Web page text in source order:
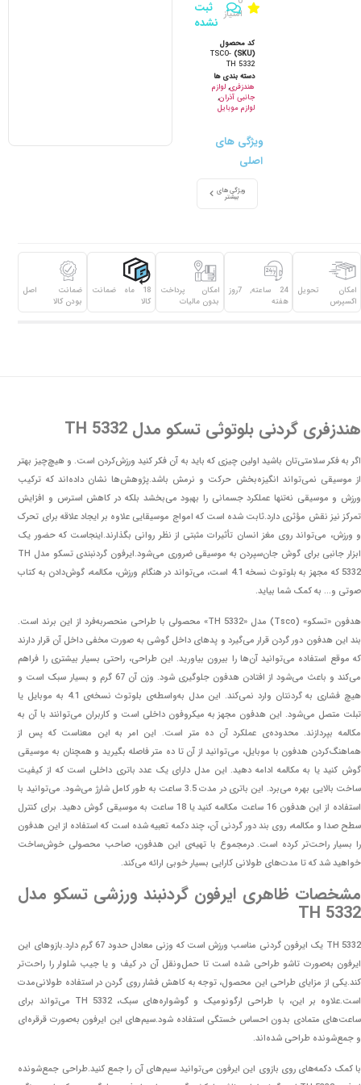
امتیاز
ثبت
نشده
کد محصول
(SKU)
TSCO-
TH 5332
دسته بندی ها
هندزفری, لوازم
جانبی آذران,
لوازم موبایل
ویژگی های
اصلی
ویژگی های
بیشتر
امکان تحویل
اکسپرس
24 ساعته, 7روز
هفته
امکان پرداخت
بدون مالیات
18 ماه ضمانت
کالا
ضمانت اصل
بودن کالا
هندزفری گردنی بلوتوثی تسکو مدل TH 5332
اگر به فکر سلامتی‌تان باشید اولین چیزی که باید به آن فکر کنید ورزش‌کردن است. و هیچ‌چیز بهتر
از موسیقی نمی‌تواند انگیزه‌بخش حرکت و نرمش باشد.پژوهش‌ها نشان داده‌اند که ترکیب
ورزش و موسیقی نه‌تنها عملکرد جسمانی را بهبود می‌بخشد بلکه در کاهش استرس و افزایش
تمرکز نیز نقش مؤثری دارد.ثابت شده است که امواج موسیقایی علاوه بر ایجاد علاقه برای تحرک
و ورزش، می‌تواند روی مغز انسان تأثیرات مثبتی از نظر روانی بگذارند.اینجاست که حضور یک
ابزار جانبی برای گوش جان‌سپردن به موسیقی ضروری می‌شود.ایرفون گردنبندی تسکو مدل TH
5332 که مجهز به بلوتوث نسخه 4.1 است، می‌تواند در هنگام ورزش، مکالمه، گوش‌دادن به کتاب
صوتی و… به کمک شما بیاید.
هدفون «تسکو» (Tsco) مدل «TH 5332» محصولی با طراحی منحصربه‌فرد از این برند است.
بند این هدفون دور گردن قرار می‌گیرد و پدهای داخل گوشی به صورت مخفی داخل آن قرار دارند
که موقع استفاده می‌توانید آن‌ها را بیرون بیاورید. این طراحی، راحتی بسیار بیشتری را فراهم
می‌کند و باعث می‌شود از افتادن هدفون جلوگیری شود. وزن آن 67 گرم و بسیار سبک است و
هیچ فشاری به گردنتان وارد نمی‌کند. این مدل به‌واسطه‌ی بلوتوث نسخه‌ی 4.1 به موبایل یا
تبلت متصل می‌شود. این هدفون مجهز به میکروفون داخلی است و کاربران می‌توانند با آن به
مکالمه بپردازند. محدوده‌ی عملکرد آن ده متر است. این امر به این معناست که پس از
هماهنگ‌کردن هدفون با موبایل، می‌توانید از آن تا ده متر فاصله بگیرید و همچنان به موسیقی
گوش کنید یا به مکالمه ادامه دهید. این مدل دارای یک عدد باتری داخلی است که از کیفیت
ساخت بالایی بهره می‌برد. این باتری در مدت 3.5 ساعت به طور کامل شارژ می‌شود. می‌توانید با
استفاده از این هدفون 16 ساعت مکالمه کنید یا 18 ساعت به موسیقی گوش دهید. برای کنترل
سطح صدا و مکالمه، روی بند دور گردنی آن، چند دکمه تعبیه شده است که استفاده از این هدفون
را بسیار راحت‌‎تر کرده است. درمجموع با تهیه‌ی این هدفون، صاحب محصولی خوش‌ساخت
خواهید شد که تا مدت‌های طولانی کارایی بسیار خوبی ارائه می‌کند.
مشخصات ظاهری ایرفون گردنبند ورزشی تسکو مدل
TH 5332
TH 5332 یک ایرفون گردنی مناسب ورزش است که وزنی معادل حدود 67 گرم دارد.بازوهای این
ایرفون به‌صورت تاشو طراحی شده است تا حمل‌ونقل آن در کیف و یا جیب شلوار را راحت‌تر
کند.یکی از مزایای طراحی این محصول، توجه به کاهش فشار روی گردن در استفاده طولانی‌مدت
است.علاوه بر این، با طراحی ارگونومیک و گوشواره‌های سبک، TH 5332 می‌تواند برای
ساعت‌های متمادی بدون احساس خستگی استفاده شود.سیم‌های این ایرفون به‌صورت قرقره‌ای
و جمع‌شونده طراحی شده‌اند.
با کمک دکمه‌های روی بازوی این ایرفون می‌توانید سیم‌های آن را جمع کنید.طراحی جمع‌شونده